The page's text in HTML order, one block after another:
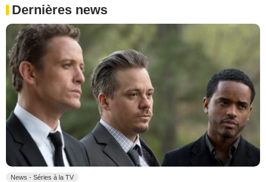
Dernières news
News - Séries à la TV